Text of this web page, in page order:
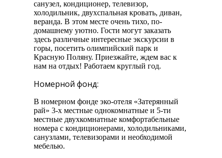
санузел, кондиционер, телевизор,
холодильник, двухспальная кровать, диван,
веранда. В этом месте очень тихо, по-
домашнему уютно. Гости могут заказать
здесь различные интересные экскурсии в
горы, посетить олимпийский парк и
Красную Поляну. Приезжайте, ждем вас к
нам на отдых! Работаем круглый год.
Номерной фонд:
В номерном фонде эко-отеля «Затерянный
рай» 3-х местные однокомнатные и 5-ти
местные двухкомнатные комфортабельные
номера с кондиционерами, холодильниками,
санузлами, телевизорами и необходимой
мебелью.